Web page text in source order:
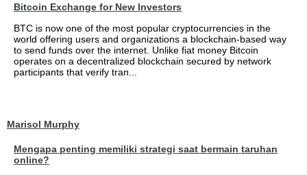
Bitcoin Exchange for New Investors
BTC is now one of the most popular cryptocurrencies in the
world offering users and organizations a blockchain-based way
to send funds over the internet. Unlike fiat money Bitcoin
operates on a decentralized blockchain secured by network
participants that verify tran...
Marisol Murphy
Mengapa penting memiliki strategi saat bermain taruhan
online?